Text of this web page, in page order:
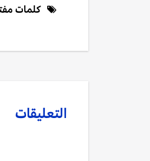
كلمات
التعليقات